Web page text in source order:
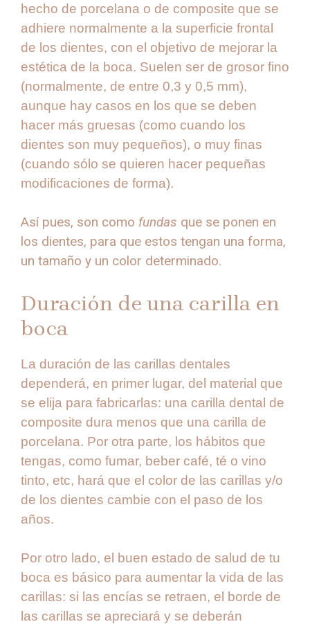
hecho de porcelana o de composite que se
adhiere normalmente a la superficie frontal
de los dientes, con el objetivo de mejorar la
estética de la boca. Suelen ser de grosor fino
(normalmente, de entre 0,3 y 0,5 mm),
aunque hay casos en los que se deben
hacer más gruesas (como cuando los
dientes son muy pequeños), o muy finas
(cuando sólo se quieren hacer pequeñas
modificaciones de forma).
Así pues, son como fundas que se ponen en
los dientes, para que estos tengan una forma,
un tamaño y un color determinado.
Duración de una carilla en
boca
La duración de las carillas dentales
dependerá, en primer lugar, del material que
se elija para fabricarlas: una carilla dental de
composite dura menos que una carilla de
porcelana. Por otra parte, los hábitos que
tengas, como fumar, beber café, té o vino
tinto, etc, hará que el color de las carillas y/o
de los dientes cambie con el paso de los
años.
Por otro lado, el buen estado de salud de tu
boca es básico para aumentar la vida de las
carillas: si las encías se retraen, el borde de
las carillas se apreciará y se deberán